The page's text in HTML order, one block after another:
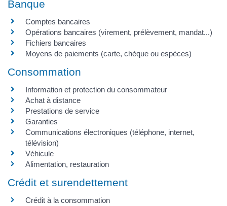
Banque
Comptes bancaires
Opérations bancaires (virement, prélèvement, mandat...)
Fichiers bancaires
Moyens de paiements (carte, chèque ou espèces)
Consommation
Information et protection du consommateur
Achat à distance
Prestations de service
Garanties
Communications électroniques (téléphone, internet,
télévision)
Véhicule
Alimentation, restauration
Crédit et surendettement
Crédit à la consommation